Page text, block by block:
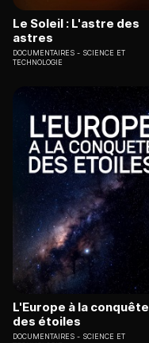
Le Soleil : L'astre des
astres
DOCUMENTAIRES
SCIENCE ET
TECHNOLOGIE
L'Europe à la conquête
des étoiles
DOCUMENTAIRES
SCIENCE ET